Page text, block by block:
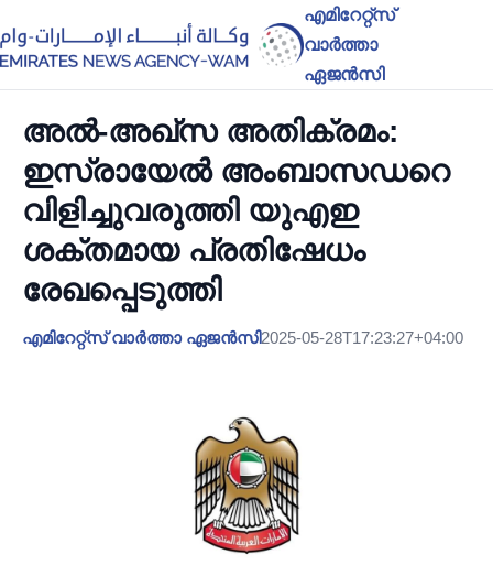
എമിറേറ്റ്സ്
വാർത്താ
ഏജൻസി
അൽ-അഖ്‌സ അതിക്രമം:
ഇസ്രായേൽ അംബാസഡറെ
വിളിച്ചുവരുത്തി യുഎഇ
ശക്തമായ പ്രതിഷേധം
രേഖപ്പെടുത്തി
എമിറേറ്റ്സ് വാർത്താ ഏജൻസി2025-05-28T17:23:27+04:00